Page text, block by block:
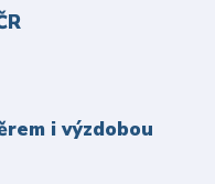
i výzdobou